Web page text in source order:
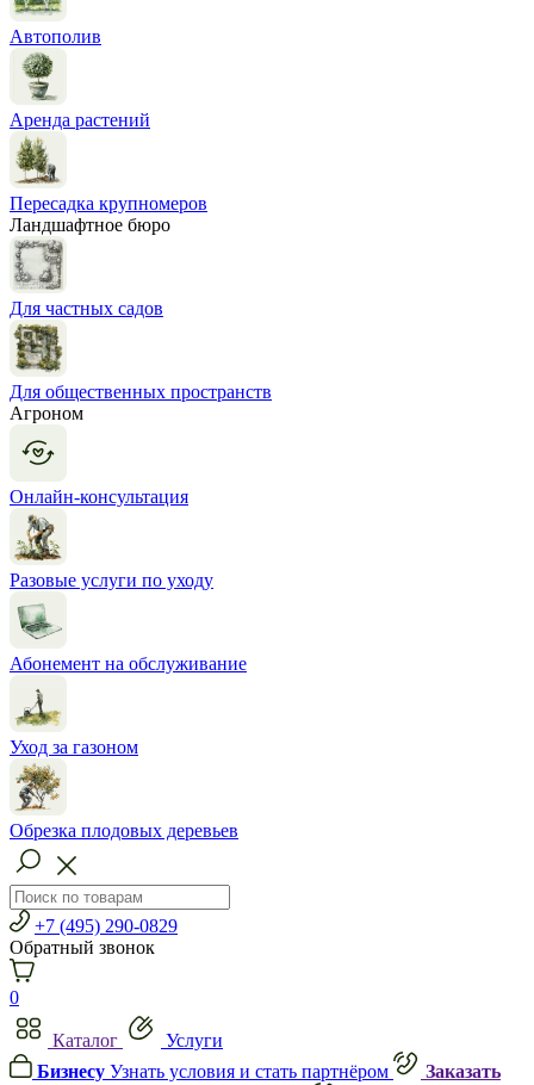
Автополив
Аренда растений
Пересадка крупномеров
Ландшафтное бюро
Для частных садов
Для общественных пространств
Агроном
Онлайн-консультация
Разовые услуги по уходу
Абонемент на обслуживание
Уход за газоном
Обрезка плодовых деревьев
+7 (495) 290-0829
Обратный звонок
0
Каталог
Услуги
Бизнесу Узнать условия и стать партнёром
Заказать